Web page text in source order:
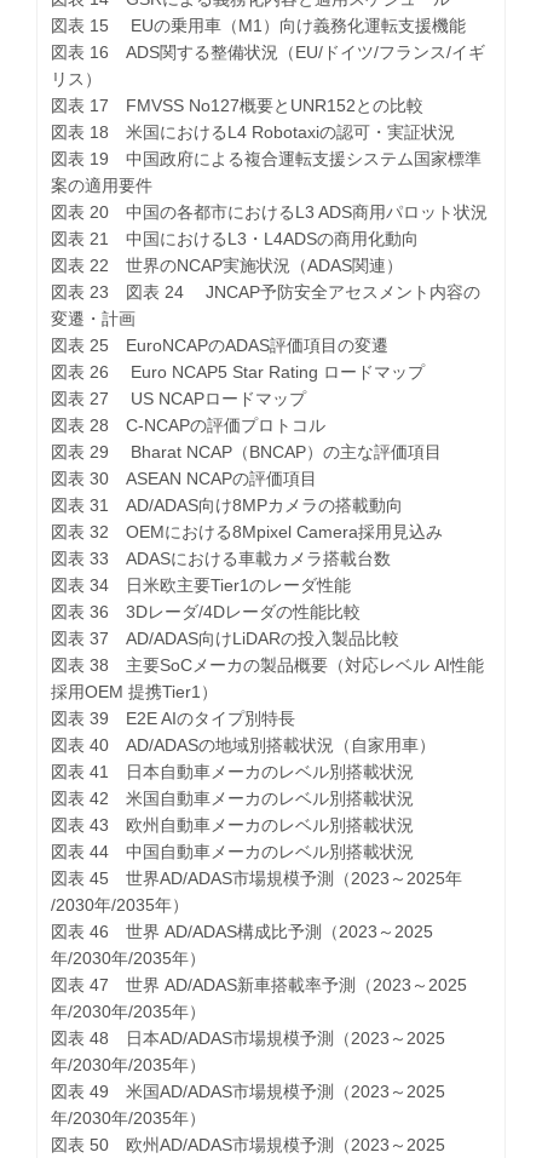
図表 15 EUの乗用車（M1）向け義務化運転支援機能
図表 16 ADS関する整備状況（EU/ドイツ/フランス/イギ
リス）
図表 17 FMVSS No127概要とUNR152との比較
図表 18 米国におけるL4 Robotaxiの認可・実証状況
図表 19 中国政府による複合運転支援システム国家標準
案の適用要件
図表 20 中国の各都市におけるL3 ADS商用パロット状況
図表 21 中国におけるL3・L4ADSの商用化動向
図表 22 世界のNCAP実施状況（ADAS関連）
図表 23 図表 24 JNCAP予防安全アセスメント内容の
変遷・計画
図表 25 EuroNCAPのADAS評価項目の変遷
図表 26 Euro NCAP5 Star Rating ロードマップ
図表 27 US NCAPロードマップ
図表 28 C-NCAPの評価プロトコル
図表 29 Bharat NCAP（BNCAP）の主な評価項目
図表 30 ASEAN NCAPの評価項目
図表 31 AD/ADAS向け8MPカメラの搭載動向
図表 32 OEMにおける8Mpixel Camera採用見込み
図表 33 ADASにおける車載カメラ搭載台数
図表 34 日米欧主要Tier1のレーダ性能
図表 36 3Dレーダ/4Dレーダの性能比較
図表 37 AD/ADAS向けLiDARの投入製品比較
図表 38 主要SoCメーカの製品概要（対応レベル AI性能
採用OEM 提携Tier1）
図表 39 E2E AIのタイプ別特長
図表 40 AD/ADASの地域別搭載状況（自家用車）
図表 41 日本自動車メーカのレベル別搭載状況
図表 42 米国自動車メーカのレベル別搭載状況
図表 43 欧州自動車メーカのレベル別搭載状況
図表 44 中国自動車メーカのレベル別搭載状況
図表 45 世界AD/ADAS市場規模予測（2023～2025年
/2030年/2035年）
図表 46 世界 AD/ADAS構成比予測（2023～2025
年/2030年/2035年）
図表 47 世界 AD/ADAS新車搭載率予測（2023～2025
年/2030年/2035年）
図表 48 日本AD/ADAS市場規模予測（2023～2025
年/2030年/2035年）
図表 49 米国AD/ADAS市場規模予測（2023～2025
年/2030年/2035年）
図表 50 欧州AD/ADAS市場規模予測（2023～2025